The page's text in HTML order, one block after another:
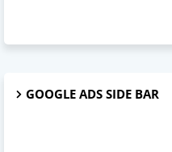
GOOGLE ADS SIDE BAR